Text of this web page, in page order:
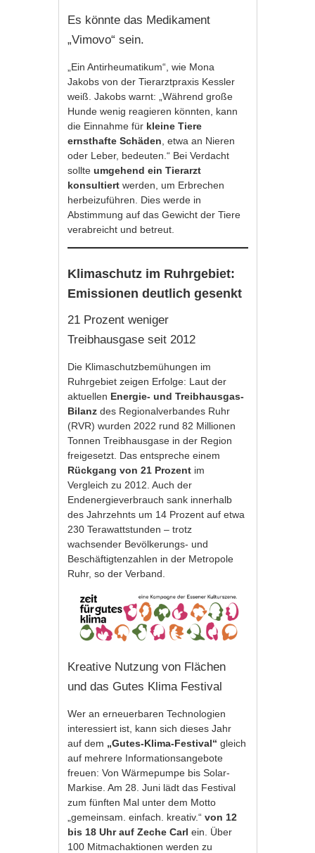
Es könnte das Medikament
„Vimovo“ sein.
„Ein Antirheumatikum“, wie Mona
Jakobs von der Tierarztpraxis Kessler
weiß. Jakobs warnt: „Während große
Hunde wenig reagieren könnten, kann
die Einnahme für kleine Tiere
ernsthafte Schäden, etwa an Nieren
oder Leber, bedeuten.“ Bei Verdacht
sollteumgehend ein Tierarzt
konsultiert werden, um Erbrechen
herbeizuführen. Dies werde in
Abstimmung auf das Gewicht der Tiere
verabreicht und betreut.
Klimaschutz im Ruhrgebiet:
Emissionen deutlich gesenkt
21 Prozent weniger
Treibhausgase seit 2012
Die Klimaschutzbemühungen im
Ruhrgebiet zeigen Erfolge: Laut der
aktuellen Energie- und Treibhausgas-
Bilanz des Regionalverbandes Ruhr
(RVR) wurden 2022 rund 82 Millionen
Tonnen Treibhausgase in der Region
freigesetzt. Das entspreche einem
Rückgang von 21 Prozent im
Vergleich zu 2012. Auch der
Endenergieverbrauch sank innerhalb
des Jahrzehnts um 14 Prozent auf etwa
230 Terawattstunden – trotz
wachsender Bevölkerungs- und
Beschäftigtenzahlen in der Metropole
Ruhr, so der Verband.
Kreative Nutzung von Flächen
und das Gutes Klima Festival
Wer an erneuerbaren Technologien
interessiert ist, kann sich dieses Jahr
auf dem „Gutes-Klima-Festival“ gleich
auf mehrere Informationsangebote
freuen: Von Wärmepumpe bis Solar-
Markise. Am 28. Juni lädt das Festival
zum fünften Mal unter dem Motto
„gemeinsam. einfach. kreativ.“von 12
bis 18 Uhr auf Zeche Carlein. Über
100 Mitmachaktionen werden zu